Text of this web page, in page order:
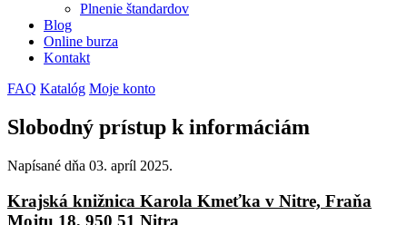
Plnenie štandardov
Blog
Online burza
Kontakt
FAQ Katalóg Moje konto
Slobodný prístup k informáciám
Napísané dňa 03. apríl 2025.
Krajská knižnica Karola Kmeťka v Nitre, Fraňa
Mojtu 18, 950 51 Nitra